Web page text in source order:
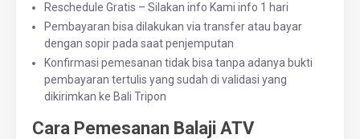
Reschedule Gratis – Silakan info Kami info 1 hari
Pembayaran bisa dilakukan via transfer atau bayar
dengan sopir pada saat penjemputan
Konfirmasi pemesanan tidak bisa tanpa adanya bukti
pembayaran tertulis yang sudah di validasi yang
dikirimkan ke Bali Tripon
Cara Pemesanan Balaji ATV